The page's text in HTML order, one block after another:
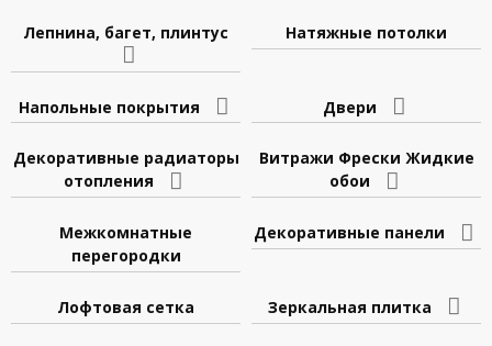
Лепнина, багет, плинтус Натяжные потолки
Напольные покрытия Двери
Декоративные радиаторы
отопления
Витражи Фрески Жидкие
обои
Межкомнатные
перегородки
Декоративные панели
Лофтовая сетка Зеркальная плитка